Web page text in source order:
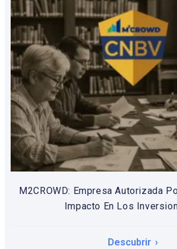
M2CROWD: Empresa Autorizada
Impacto En Los
Descubrir